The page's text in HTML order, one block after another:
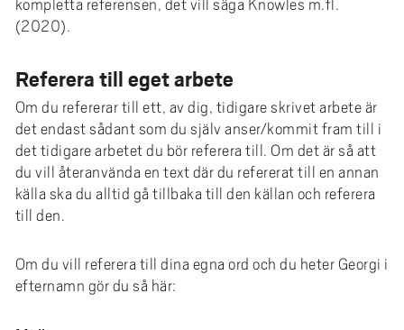
kompletta referensen, det vill säga Knowles m.fl.
(2020).
Referera till eget arbete
Om du refererar till ett, av dig, tidigare skrivet arbete är
det endast sådant som du själv anser/kommit fram till i
det tidigare arbetet du bör referera till. Om det är så att
du vill återanvända en text där du refererat till en annan
källa ska du alltid gå tillbaka till den källan och referera
till den.
Om du vill referera till dina egna ord och du heter Georgi i
efternamn gör du så här: